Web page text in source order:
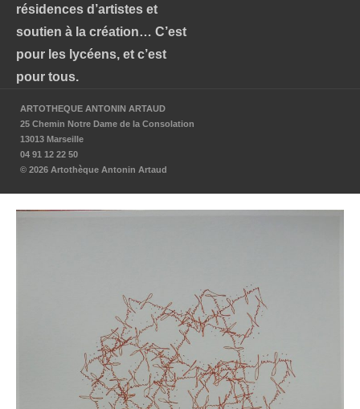
résidences d’artistes et
soutien à la création… C’est
pour les lycéens, et c’est
pour tous.
ARTOTHEQUE ANTONIN ARTAUD
25 Chemin Notre Dame de la Consolation
13013 Marseille
04 91 12 22 50
© 2026 Artothèque Antonin Artaud